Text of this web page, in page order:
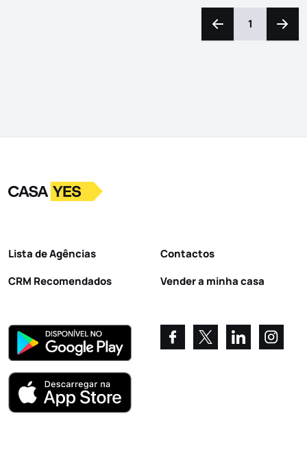
Navegação para a
1
LogoIr para a homepage
Lista de Agências
CRM Recomendados
Contactos
Vender a minha casa